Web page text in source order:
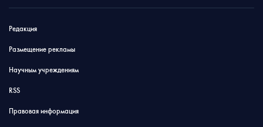
Редакция
Размещение рекламы
Научным учреждениям
RSS
Правовая информация